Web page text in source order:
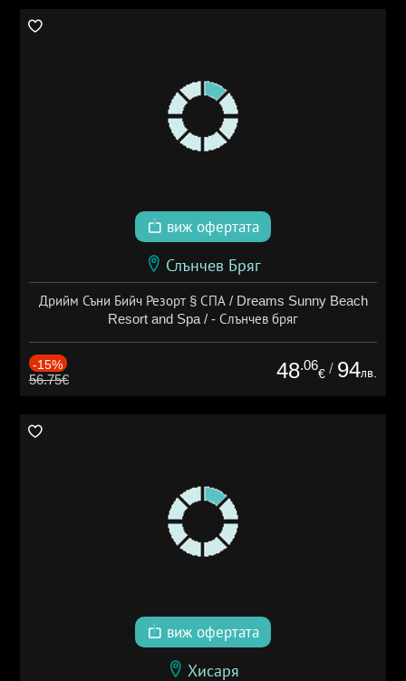
виж офертата
Слънчев Бряг
Дрийм Съни Бийч Резорт § СПА / Dreams Sunny Beach
Resort and Spa / - Слънчев бряг
-15%
56.75€ 48.06
€ / 94лв.
виж офертата
Хисаря